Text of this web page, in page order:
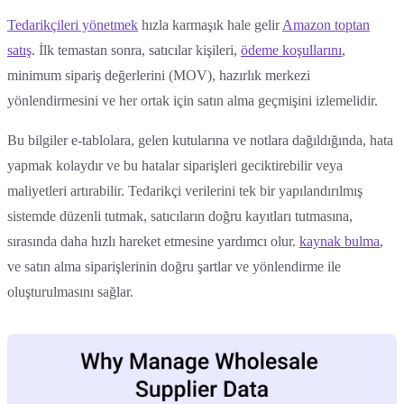
Tedarikçileri yönetmek hızla karmaşık hale gelirAmazon toptan
satış. İlk temastan sonra, satıcılar kişileri, ödeme koşullarını,
minimum sipariş değerlerini (MOV), hazırlık merkezi
yönlendirmesini ve her ortak için satın alma geçmişini izlemelidir.
Bu bilgiler e-tablolara, gelen kutularına ve notlara dağıldığında, hata
yapmak kolaydır ve bu hatalar siparişleri geciktirebilir veya
maliyetleri artırabilir. Tedarikçi verilerini tek bir yapılandırılmış
sistemde düzenli tutmak, satıcıların doğru kayıtları tutmasına,
sırasında daha hızlı hareket etmesine yardımcı olur. kaynak bulma,
ve satın alma siparişlerinin doğru şartlar ve yönlendirme ile
oluşturulmasını sağlar.